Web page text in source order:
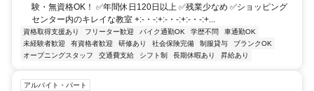
験・無資格OK！ ✅年間休日120日以上 ✅残業少なめ ✅ショッピング
センター内のキレイな教室 +:-・-:+:-・-:+:-・-:+...
資格取得支援あり フリーター歓迎 バイク通勤OK 学歴不問
車通勤OK
未経験者歓迎
有資格者歓迎 研修あり 社会保険完備 制服貸与
ブランクOK
オープニングスタッフ
交通費支給 シフト制 長期休暇あり 昇給あり
アルバイト・パート